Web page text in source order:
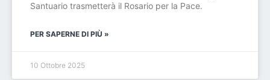
Santuario trasmetterà il Rosario per la Pace.
PER SAPERNE DI PIÙ »
10 Ottobre 2025